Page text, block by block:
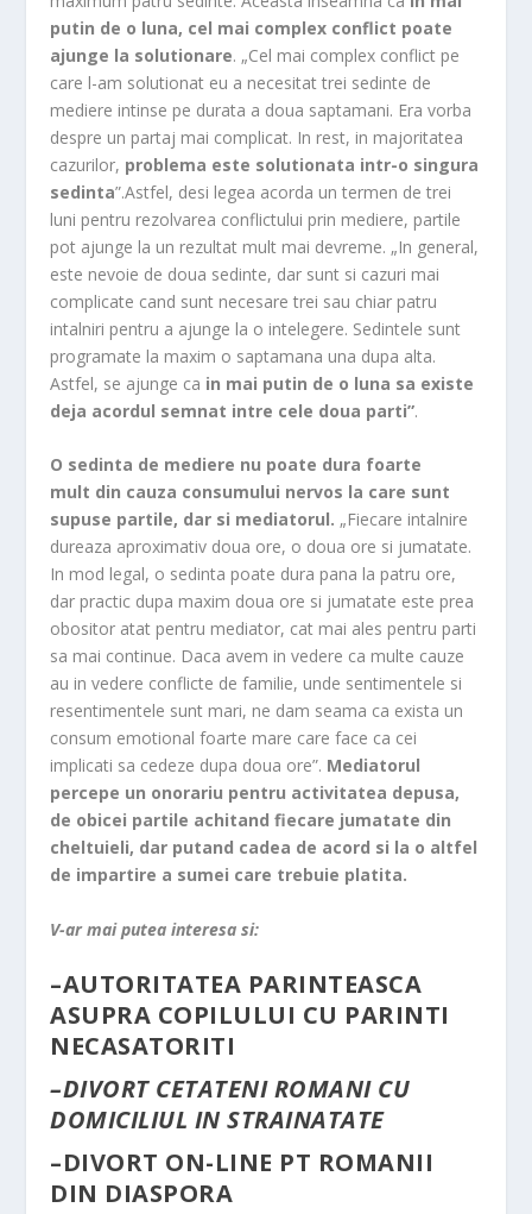
putin de o luna, cel mai complex conflict poate
ajunge la solutionare. „Cel mai complex conflict pe
care l-am solutionat eu a necesitat trei sedinte de
mediere intinse pe durata a doua saptamani. Era vorba
despre un partaj mai complicat. In rest, in majoritatea
cazurilor, problema este solutionata intr-o singura
sedinta”.Astfel, desi legea acorda un termen de trei
luni pentru rezolvarea conflictului prin mediere, partile
pot ajunge la un rezultat mult mai devreme. „In general,
este nevoie de doua sedinte, dar sunt si cazuri mai
complicate cand sunt necesare trei sau chiar patru
intalniri pentru a ajunge la o intelegere. Sedintele sunt
programate la maxim o saptamana una dupa alta.
Astfel, se ajunge ca in mai putin de o luna sa existe
deja acordul semnat intre cele doua parti”.
O sedinta de mediere nu poate dura foarte
mult din cauza consumului nervos la care sunt
supuse partile, dar si mediatorul. „Fiecare intalnire
dureaza aproximativ doua ore, o doua ore si jumatate.
In mod legal, o sedinta poate dura pana la patru ore,
dar practic dupa maxim doua ore si jumatate este prea
obositor atat pentru mediator, cat mai ales pentru parti
sa mai continue. Daca avem in vedere ca multe cauze
au in vedere conflicte de familie, unde sentimentele si
resentimentele sunt mari, ne dam seama ca exista un
consum emotional foarte mare care face ca cei
implicati sa cedeze dupa doua ore”. Mediatorul
percepe un onorariu pentru activitatea depusa,
de obicei partile achitand fiecare jumatate din
cheltuieli, dar putand cadea de acord si la o altfel
de impartire a sumei care trebuie platita.
V-ar mai putea interesa si:
–AUTORITATEA PARINTEASCA
ASUPRA COPILULUI CU PARINTI
NECASATORITI
–DIVORT CETATENI ROMANI CU
DOMICILIUL IN STRAINATATE
–DIVORT ON-LINE PT ROMANII
DIN DIASPORA